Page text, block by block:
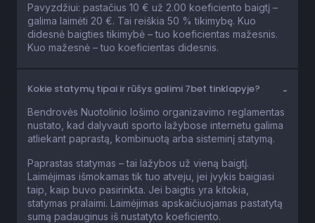
Pavyzdžiui: pastačius 10 € už 2.00 koeficiento baigtį –
galima laimėti 20 €. Tai reiškia 50 % tikimybę. Kuo
didesnė baigties tikimybė – tuo koeficientas mažesnis.
Kuo mažesnė – tuo koeficientas didesnis.
Kokie statymų tipai ir rūšys galimi 7bet tinklapyje?
Bendrovės Nuotolinio lošimo organizavimo reglamentas
nustato, kad dalyvauti sporto lažybose internetu galima
atliekant paprastą, kombinuotą arba sisteminį statymą.
Paprastas statymas – tai lažybos už vieną baigtį.
Laimėjimas išmokamas tik tuo atveju, jei įvykis baigiasi
taip, kaip buvo pasirinkta. Jei baigtis yra kitokia,
statymas pralaimi. Laimėjimas apskaičiuojamas pastatytą
sumą padauginus iš nustatyto koeficiento.